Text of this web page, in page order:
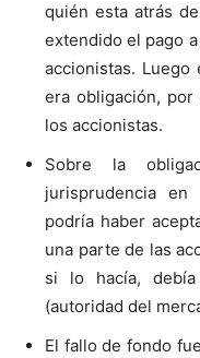
quién esta atrás
extendido el pago
accionistas.
era obligación,
los accionistas.
Sobre la
jurisprudencia en
podría haber
una parte de las
si lo hacía,
(autoridad del
El fallo de fondo